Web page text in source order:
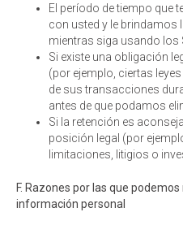
El período de tiempo que
con usted y le brindamos
mientras siga usando los
Si existe una obligación
(por ejemplo, ciertas
de sus transacciones
antes de que podamos
Si la retención es
posición legal (por
limitaciones, litigios o
F. Razones por las que
información personal